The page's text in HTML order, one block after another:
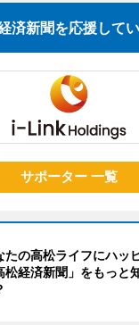
済新聞を応援して
サポーター 一覧
たの高松ライフにハッ
松経済新聞」をもっと